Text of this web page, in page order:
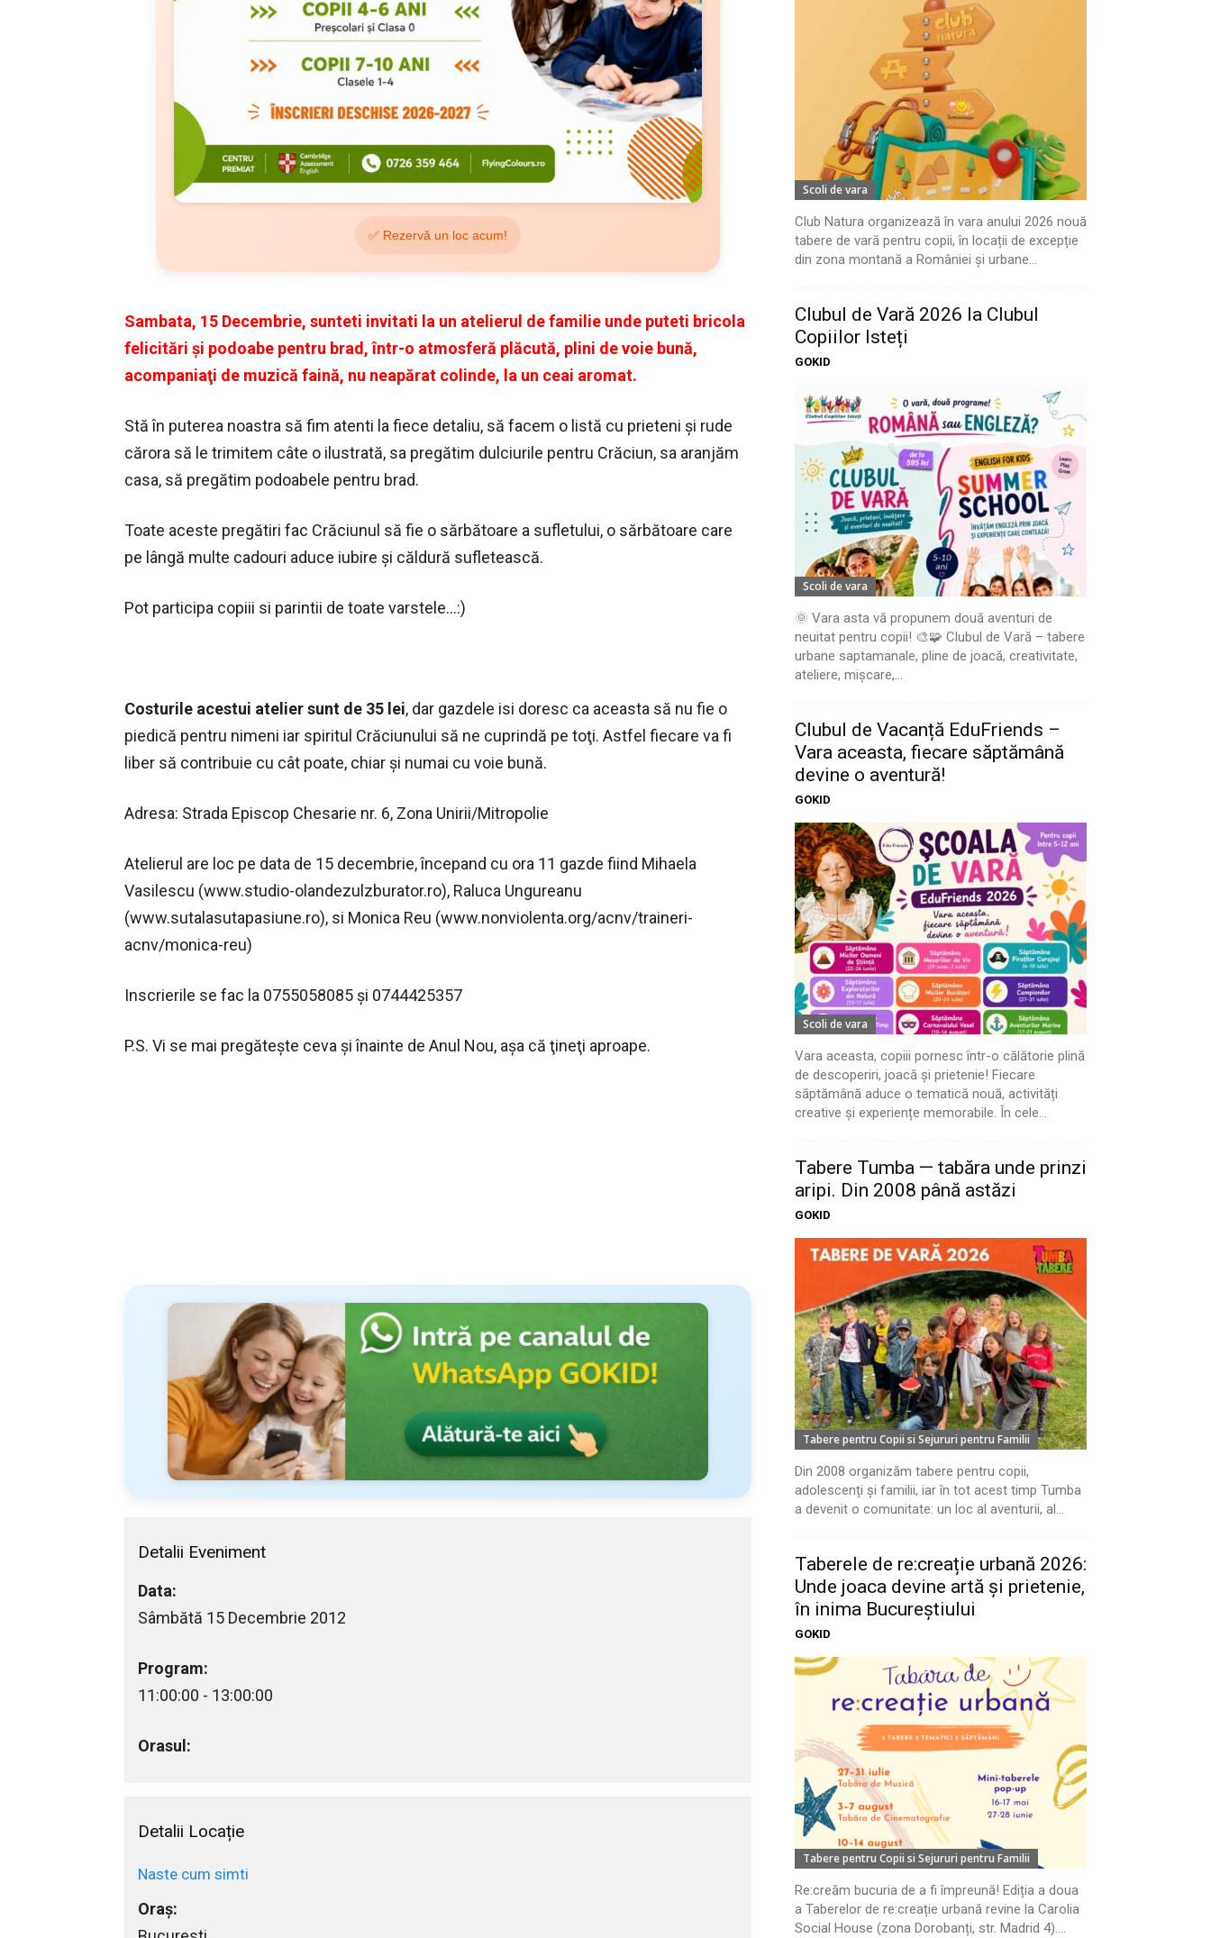
✅ Rezervă un loc acum!
Sambata, 15 Decembrie, sunteti invitati la un atelierul de familie unde puteti bricola
felicitări şi podoabe pentru brad, într-o atmosferă plăcută, plini de voie bună,
acompaniaţi de muzică faină, nu neapărat colinde, la un ceai aromat.
Stă în puterea noastra să fim atenti la fiece detaliu, să facem o listă cu prieteni şi rude
cărora să le trimitem câte o ilustrată, sa pregătim dulciurile pentru Crăciun, sa aranjăm
casa, să pregătim podoabele pentru brad.
Toate aceste pregătiri fac Crăciunul să fie o sărbătoare a sufletului, o sărbătoare care
pe lângă multe cadouri aduce iubire şi căldură sufletească.
Pot participa copiii si parintii de toate varstele…:)
Costurile acestui atelier sunt de 35 lei, dar gazdele isi doresc ca aceasta să nu fie o
piedică pentru nimeni iar spiritul Crăciunului să ne cuprindă pe toţi. Astfel fiecare va fi
liber să contribuie cu cât poate, chiar şi numai cu voie bună.
Adresa: Strada Episcop Chesarie nr. 6, Zona Unirii/Mitropolie
Atelierul are loc pe data de 15 decembrie, începand cu ora 11 gazde fiind Mihaela
Vasilescu (www.studio-olandezulzburator.ro), Raluca Ungureanu
(www.sutalasutapasiune.ro), si Monica Reu (www.nonviolenta.org/acnv/traineri-
acnv/monica-reu)
Inscrierile se fac la 0755058085 şi 0744425357
P.S. Vi se mai pregăteşte ceva şi înainte de Anul Nou, aşa că ţineţi aproape.
Detalii Eveniment
Data:
Sâmbătă 15 Decembrie 2012
Program:
11:00:00 - 13:00:00
Orasul:
Detalii Locație
Naste cum simti
Oraș:
Scoli de vara
Club Natura organizează în vara anului 2026 nouă
tabere de vară pentru copii, în locații de excepție
din zona montană a României și urbane...
Clubul de Vară 2026 la Clubul
Copiilor Isteți
GOKID
Scoli de vara
🌞 Vara asta vă propunem două aventuri de
neuitat pentru copii! 🎨🧩 Clubul de Vară – tabere
urbane saptamanale, pline de joacă, creativitate,
ateliere, mișcare,...
Clubul de Vacanță EduFriends –
Vara aceasta, fiecare săptămână
devine o aventură!
GOKID
Scoli de vara
Vara aceasta, copiii pornesc într-o călătorie plină
de descoperiri, joacă și prietenie! Fiecare
săptămână aduce o tematică nouă, activități
creative și experiențe memorabile. În cele...
Tabere Tumba — tabăra unde prinzi
aripi. Din 2008 până astăzi
GOKID
Tabere pentru Copii si Sejururi pentru Familii
Din 2008 organizăm tabere pentru copii,
adolescenți și familii, iar în tot acest timp Tumba
a devenit o comunitate: un loc al aventurii, al...
Taberele de re:creație urbană 2026:
Unde joaca devine artă și prietenie,
în inima Bucureștiului
GOKID
Tabere pentru Copii si Sejururi pentru Familii
Re:creăm bucuria de a fi împreună! Ediția a doua
a Taberelor de re:creație urbană revine la Carolia
Social House (zona Dorobanți, str. Madrid 4)....